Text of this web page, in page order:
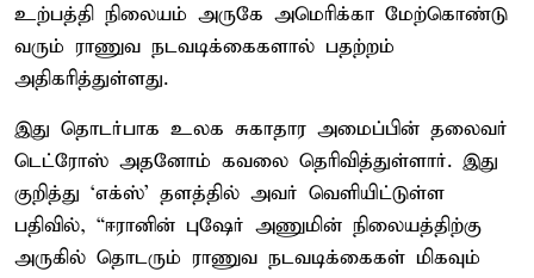
உற்பத்தி நிலையம் அருகே அமெரிக்கா மேற்கொண்டு
வரும் ராணுவ நடவடிக்கைகளால் பதற்றம்
அதிகரித்துள்ளது.
இது தொடர்பாக உலக சுகாதார அமைப்பின் தலைவர்
டெட்ரோஸ் அதனோம் கவலை தெரிவித்துள்ளார். இது
குறித்து ‘எக்ஸ்’ தளத்தில் அவர் வெளியிட்டுள்ள
பதிவில், “ஈரானின் புஷேர் அணுமின் நிலையத்திற்கு
அருகில் தொடரும் ராணுவ நடவடிக்கைகள் மிகவும்